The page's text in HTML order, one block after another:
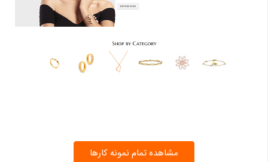
مشاهده تمام نمونه کارها